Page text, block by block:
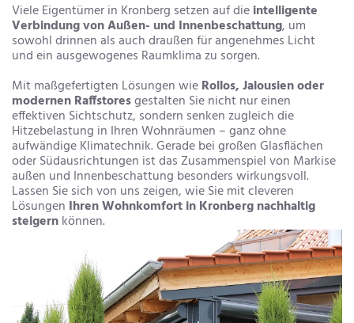
Viele Eigentümer in Kronberg setzen auf dieintelligente
Verbindung von Außen- und Innenbeschattung, um
sowohl drinnen als auch draußen für angenehmes Licht
und ein ausgewogenes Raumklima zu sorgen.
Mit maßgefertigten Lösungen wieRollos, Jalousien oder
modernen Raffstoresgestalten Sie nicht nur einen
effektiven Sichtschutz, sondern senken zugleich die
Hitzebelastung in Ihren Wohnräumen – ganz ohne
aufwändige Klimatechnik. Gerade bei großen Glasflächen
oder Südausrichtungen ist das Zusammenspiel von Markise
außen und Innenbeschattung besonders wirkungsvoll.
Lassen Sie sich von uns zeigen, wie Sie mit cleveren
Lösungen Ihren Wohnkomfort in Kronberg nachhaltig
steigernkönnen.